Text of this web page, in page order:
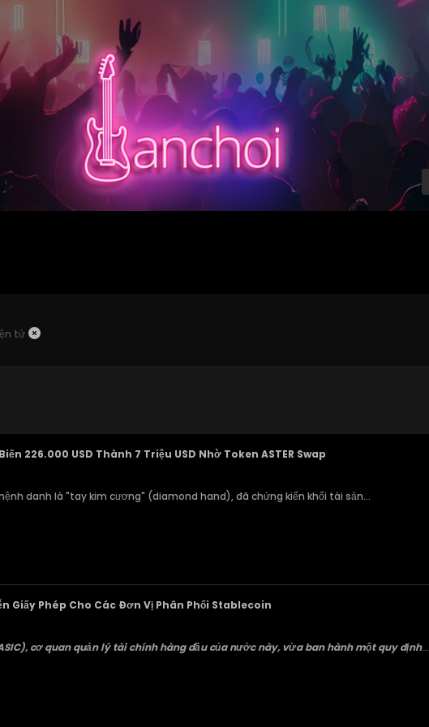
tử
226.000 USD Thành 7 Triệu USD Nhờ Token ASTER Swap
danh là "tay kim cương" (diamond hand), đã chứng kiến khối tài sản...
Giấy Phép Cho Các Đơn Vị Phân Phối Stablecoin
cơ quan quản lý tài chính hàng đầu của nước này, vừa ban hành một quy định...